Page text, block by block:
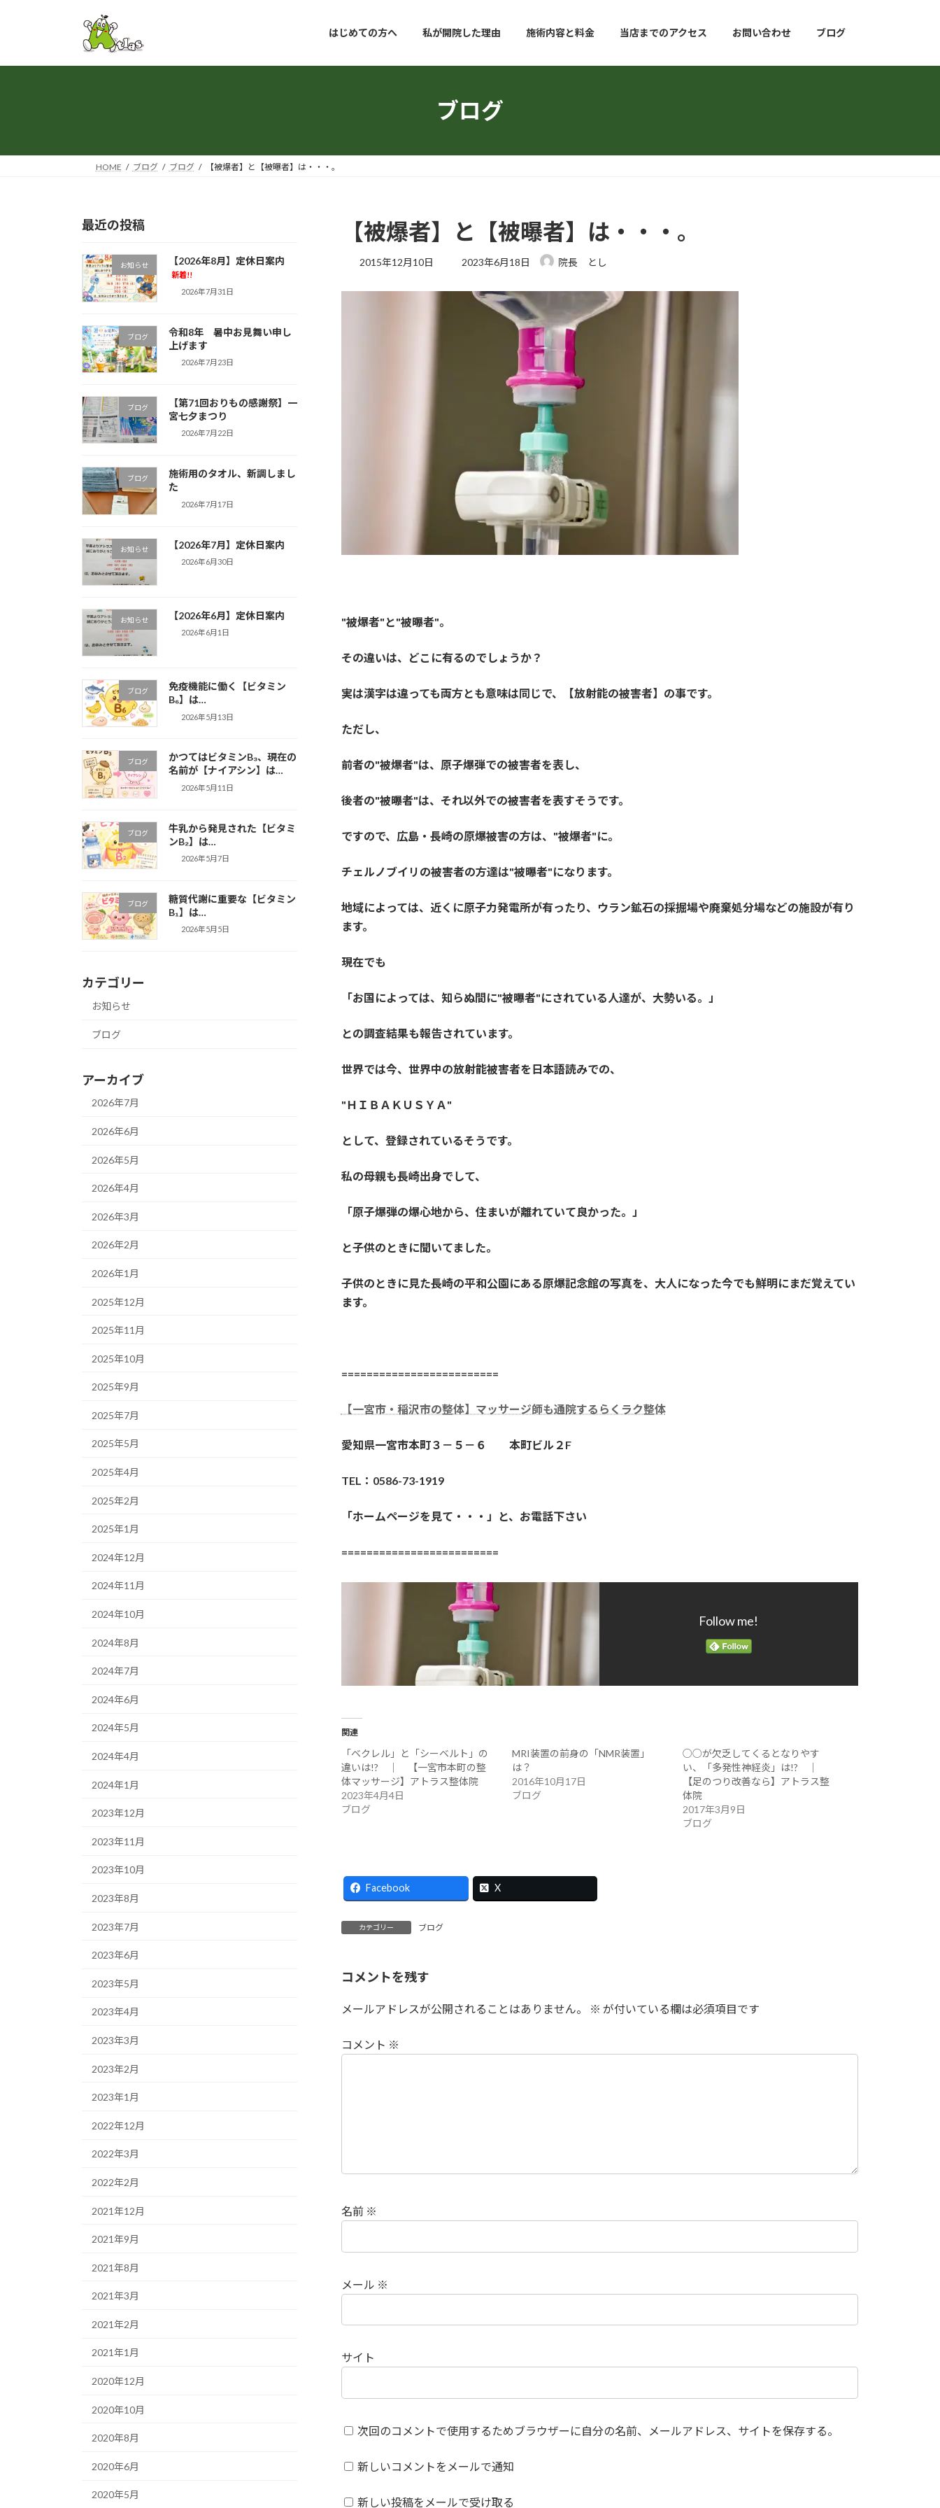
プ
動
はじめての方へ 私が開院した理由 施術内容と料金 当店までのアクセス お問い合わせ ブログ
ブログ
HOME ブログ ブログ 【被爆者】と【被曝者】は・・・。
【被爆者】と【被曝者】は・・・。
2015年12月10日
最
2023年6月18日 院長 とし
"被爆者"と"被曝者"。
その違いは、どこに有るのでしょうか？
実は漢字は違っても両方とも意味は同じで、【放射能の被害者】の事です。
ただし、
前者の"被爆者"は、原子爆弾での被害者を表し、
後者の"被曝者"は、それ以外での被害者を表すそうです。
ですので、広島・長崎の原爆被害の方は、"被爆者"に。
チェルノブイリの被害者の方達は"被曝者"になります。
地域によっては、近くに原子力発電所が有ったり、ウラン鉱石の採掘場や廃棄処分場などの施設が有り
ます。
現在でも
「お国によっては、知らぬ間に"被曝者"にされている人達が、大勢いる。」
との調査結果も報告されています。
世界では今、世界中の放射能被害者を日本語読みでの、
"ＨＩＢＡＫＵＳＹＡ"
として、登録されているそうです。
私の母親も長崎出身でして、
「原子爆弾の爆心地から、住まいが離れていて良かった。」
と子供のときに聞いてました。
子供のときに見た長崎の平和公園にある原爆記念館の写真を、大人になった今でも鮮明にまだ覚えてい
ます。
=========================
【一宮市・稲沢市の整体】マッサージ師も通院するらくラク整体
愛知県一宮市本町３－５－６ 本町ビル２F
TEL：0586-73-1919
「ホームページを見て・・・」と、お電話下さい
=========================
Follow me!
関連
「ベクレル」と「シーベルト」の
違いは!? ｜ 【一宮市本町の整
体マッサージ】アトラス整体院
2023年4月4日
ブログ
MRI装置の前身の「NMR装置」
は？
2016年10月17日
ブログ
○○が欠乏してくるとなりやす
い、「多発性神経炎」は!? ｜
【足のつり改善なら】アトラス整
体院
2017年3月9日
ブログ
Facebook X
カテゴリー ブログ
コメントを残す
メールアドレスが公開されることはありません。 ※ が付いている欄は必須項目です
コメント ※
名前 ※
メール ※
サイト
次回のコメントで使用するためブラウザーに自分の名前、メールアドレス、サイトを保存する。
新しいコメントをメールで通知
新しい投稿をメールで受け取る
最近の投稿
お知らせ 【2026年8月】定休日案内
新着!!
2026年7月31日
ブログ
令和8年 暑中お見舞い申し
上げます
2026年7月23日
ブログ
【第71回おりもの感謝祭】一
宮七夕まつり
2026年7月22日
ブログ
施術用のタオル、新調しまし
た
2026年7月17日
お知らせ 【2026年7月】定休日案内
2026年6月30日
お知らせ 【2026年6月】定休日案内
2026年6月1日
ブログ
免疫機能に働く【ビタミン
B₆】は…
2026年5月13日
ブログ
かつてはビタミンB₃、現在の
名前が【ナイアシン】は…
2026年5月11日
ブログ
牛乳から発見された【ビタミ
ンB₂】は…
2026年5月7日
ブログ
糖質代謝に重要な【ビタミン
B₁】は…
2026年5月5日
カテゴリー
お知らせ
ブログ
アーカイブ
2026年7月
2026年6月
2026年5月
2026年4月
2026年3月
2026年2月
2026年1月
2025年12月
2025年11月
2025年10月
2025年9月
2025年7月
2025年5月
2025年4月
2025年2月
2025年1月
2024年12月
2024年11月
2024年10月
2024年8月
2024年7月
2024年6月
2024年5月
2024年4月
2024年1月
2023年12月
2023年11月
2023年10月
2023年8月
2023年7月
2023年6月
2023年5月
2023年4月
2023年3月
2023年2月
2023年1月
2022年12月
2022年3月
2022年2月
2021年12月
2021年9月
2021年8月
2021年3月
2021年2月
2021年1月
2020年12月
2020年10月
2020年8月
2020年6月
2020年5月